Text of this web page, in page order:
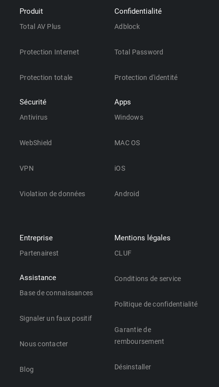
Produit
Total AV Plus
Protection Internet
Protection totale
Sécurité
Antivirus
WebShield
VPN
Violation de données
Confidentialité
Adblock
Total Password
Protection d'identité
Apps
Windows
MAC OS
iOS
Android
Entreprise
Partenairest
Assistance
Base de connaissances
Signaler un faux positif
Nous contacter
Blog
Mentions légales
CLUF
Conditions de service
Politique de confidentialité
Garantie de
remboursement
Désinstaller